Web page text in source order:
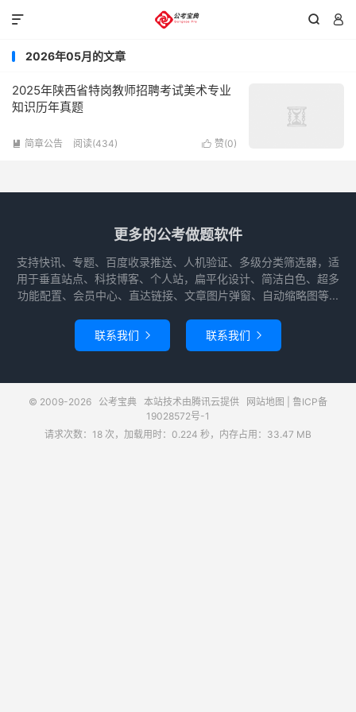
 

2026年05月的文章
2025年陕西省特岗教师招聘考试美术专业
知识历年真题
 赞(0)
 简章公告 阅读(434)
更多的公考做题软件
支持快讯、专题、百度收录推送、人机验证、多级分类筛选器，适
用于垂直站点、科技博客、个人站，扁平化设计、简洁白色、超多
功能配置、会员中心、直达链接、文章图片弹窗、自动缩略图等...
联系我们  联系我们 
© 2009-2026 公考宝典 本站技术由腾讯云提供 网站地图
鲁ICP备
19028572号-1
请求次数：18 次，加载用时：0.224 秒，内存占用：33.47 MB